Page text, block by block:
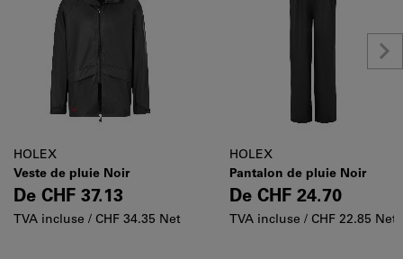
HOLEX
Veste de pluie Noir
De CHF 37.13
TVA incluse / CHF 34.35 Net
HOLEX
Pantalon de pluie Noir
De CHF 24.70
TVA incluse / CHF 22.85 Net